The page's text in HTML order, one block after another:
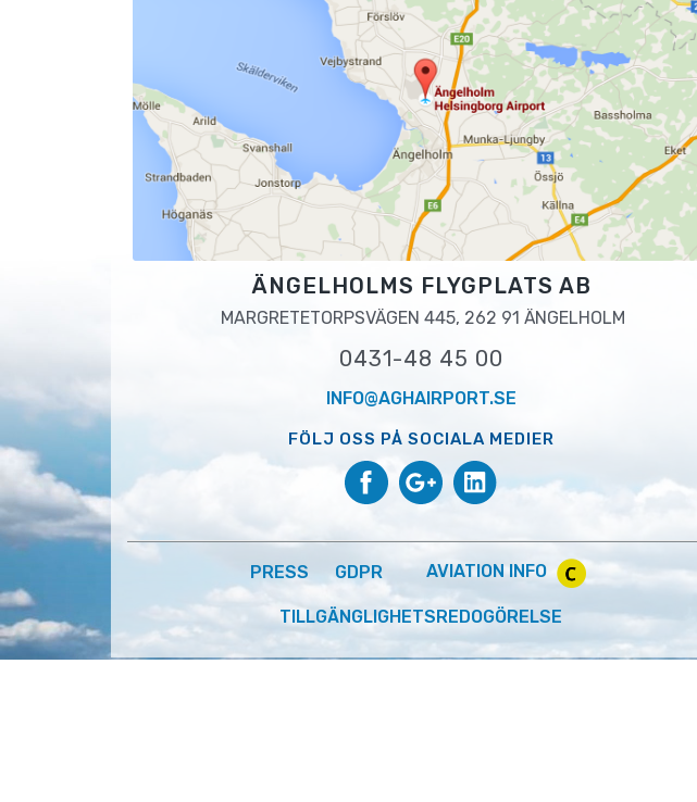
ÄNGELHOLMS FLYGPLATS AB
MARGRETETORPSVÄGEN 445, 262 91 ÄNGELHOLM
0431-48 45 00
INFO@AGHAIRPORT.SE
FÖLJ OSS PÅ SOCIALA MEDIER
PRESS GDPR AVIATION INFO
TILLGÄNGLIGHETSREDOGÖRELSE